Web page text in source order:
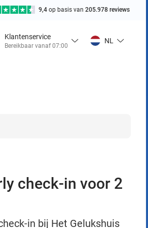
9,4 op basis van 205.978 reviews
Klantenservice
Bereikbaar vanaf 07:00
NL
check-in voor 2
in bij Het Gelukshuis